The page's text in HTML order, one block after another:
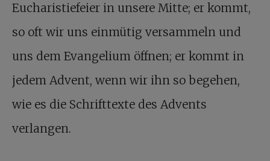
Eucharistiefeier in unsere Mitte; er kommt,
so oft wir uns einmütig versammeln und
uns dem Evangelium öffnen; er kommt in
jedem Advent, wenn wir ihn so begehen,
wie es die Schrifttexte des Advents
verlangen.